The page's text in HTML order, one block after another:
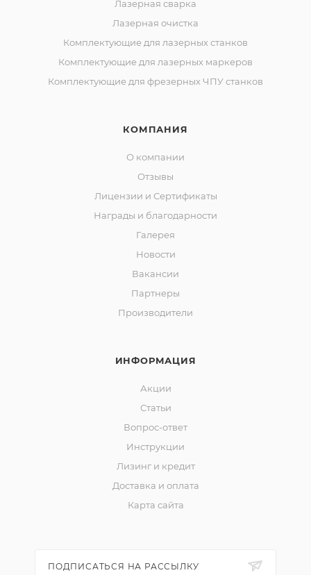
Лазерная сварка
Лазерная очистка
Комплектующие для лазерных станков
Комплектующие для лазерных маркеров
Комплектующие для фрезерных ЧПУ станков
КОМПАНИЯ
О компании
Отзывы
Лицензии и Сертификаты
Награды и благодарности
Галерея
Новости
Вакансии
Партнеры
Производители
ИНФОРМАЦИЯ
Акции
Статьи
Вопрос-ответ
Инструкции
Лизинг и кредит
Доставка и оплата
Карта сайта
ПОДПИСАТЬСЯ НА РАССЫЛКУ